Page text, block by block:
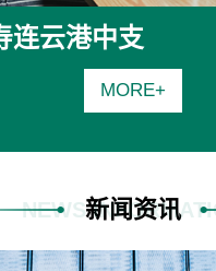
连云港中支
MORE+
新闻资讯
NEWS